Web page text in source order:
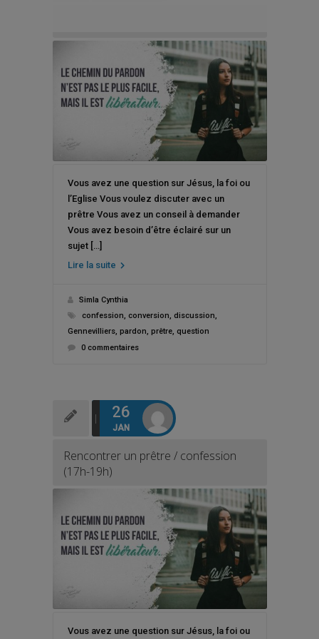
Vous avez une question sur Jésus, la foi ou
l’Eglise Vous voulez discuter avec un
prêtre Vous avez un conseil à demander
Vous avez besoin d’être éclairé sur un
sujet […]
Lire la suite
Simla Cynthia
confession, conversion, discussion,
Gennevilliers, pardon, prêtre, question
0 commentaires
26
JAN
Rencontrer un prêtre / confession
(17h-19h)
Vous avez une question sur Jésus, la foi ou